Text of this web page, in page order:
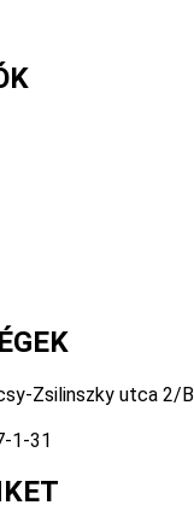
Zsilinszky utca 2/B
1-31